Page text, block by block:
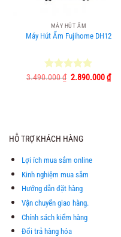
MÁY HÚT ẨM
Máy Hút Ẩm Fujihome DH12
Được xếp
3.490.000₫ Giá
2.890.000₫Giá
hiện
HỖ TRỢ KHÁCH HÀNG
Lợi ích mua sắm online
Kinh nghiệm mua sắm
Hướng dẫn đặt hàng
Vận chuyển giao hàng.
Chính sách kiểm hàng
Đổi trả hàng hóa